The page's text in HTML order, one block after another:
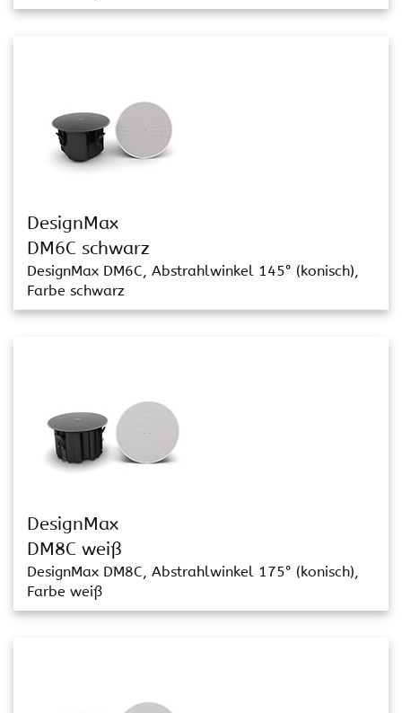
DesignMax
DM6C schwarz
DesignMax DM6C, Abstrahlwinkel 145° (konisch),
Farbe schwarz
DesignMax
DM8C weiß
DesignMax DM8C, Abstrahlwinkel 175° (konisch),
Farbe weiß